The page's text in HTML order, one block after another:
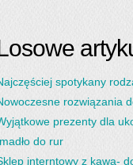
spotykany
rozwiązania
prezenty dla
do rur
interntowy z kawą-